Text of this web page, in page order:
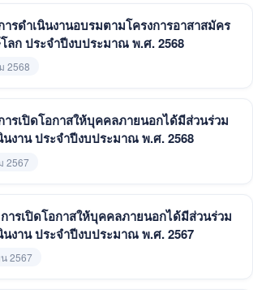
ารดำเนินงานอบรมตามโครงการอาสาสมัคร
ลก ประจำปีงบประมาณ พ.ศ. 2568
2568
ารเปิดโอกาสให้บุคคลภายนอกได้มีส่วนร่วม
ในการดำเนินงาน ประจำปีงบประมาณ พ.ศ. 2568
2567
ารเปิดโอกาสให้บุคคลภายนอกได้มีส่วนร่วม
นงาน ประจำปีงบประมาณ พ.ศ. 2567
2567